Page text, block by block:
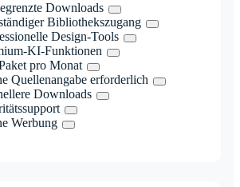
Downloads
Bibliothekszugang
Design-Tools
KI-Funktionen
pro Monat
Quellenangabe erforderlich
Downloads
Werbung